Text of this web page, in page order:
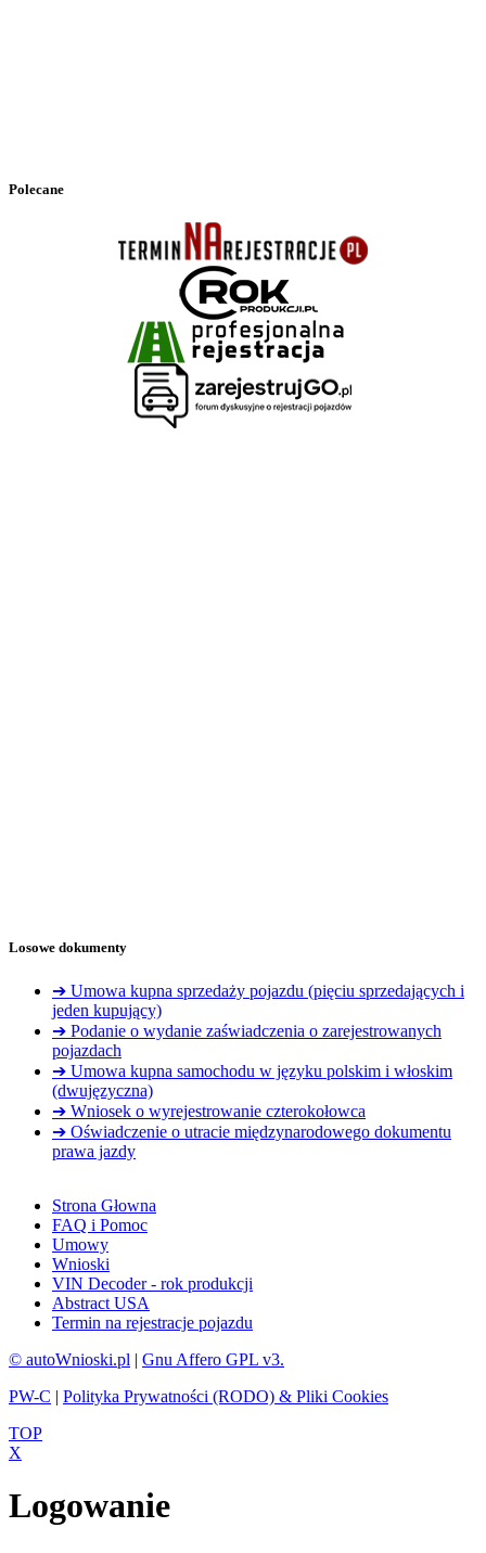
Polecane
Losowe dokumenty
➔ Umowa kupna sprzedaży pojazdu (pięciu sprzedających i
jeden kupujący)
➔ Podanie o wydanie zaświadczenia o zarejestrowanych
pojazdach
➔ Umowa kupna samochodu w języku polskim i włoskim
(dwujęzyczna)
➔ Wniosek o wyrejestrowanie czterokołowca
➔ Oświadczenie o utracie międzynarodowego dokumentu
prawa jazdy
Strona Głowna
FAQ i Pomoc
Umowy
Wnioski
VIN Decoder - rok produkcji
Abstract USA
Termin na rejestracje pojazdu
© autoWnioski.pl | Gnu Affero GPL v3.
PW-C | Polityka Prywatności (RODO) & Pliki Cookies
TOP
X
Logowanie